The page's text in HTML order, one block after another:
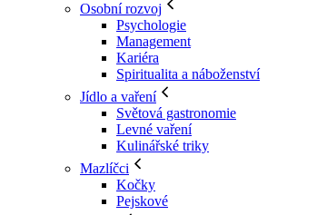
Osobní rozvoj
Psychologie
Management
Kariéra
Spiritualita a náboženství
Jídlo a vaření
Světová gastronomie
Levné vaření
Kulinářské triky
Mazlíčci
Kočky
Pejskové